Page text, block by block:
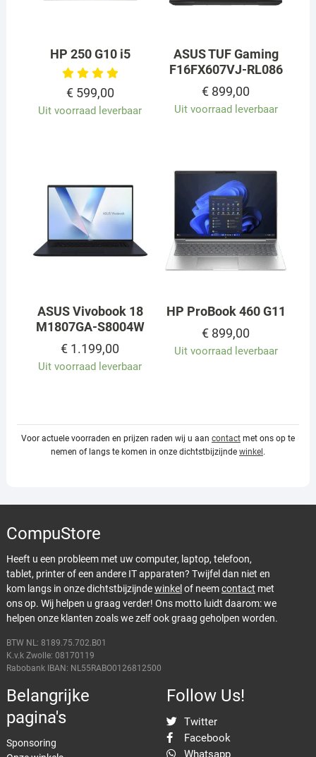
HP 250 G10 i5
€599,00
Uit voorraad leverbaar
ASUS TUF Gaming
F16FX607VJ-RL086
€ 899,00
Uit voorraad leverbaar
ASUS Vivobook 18
M1807GA-S8004W
€ 1.199,00
Uit voorraad leverbaar
HP ProBook 460 G11
€ 899,00
Uit voorraad leverbaar
Voor actuele voorraden en prijzen raden wij u aan contactmet ons op te
nemen of langs te komen in onze dichtstbijzijnde winkel.
CompuStore
Heeft u een probleem met uw computer, laptop, telefoon,
tablet, printer of een andere IT apparaten? Twijfel dan niet en
kom langs in onze dichtstbijzijndewinkelof neemcontact met
ons op. Wij helpen u graag verder! Ons motto luidt daarom: we
helpen onze klanten zoals we zelf ook graag geholpen worden.
BTW NL: 8189.75.702.B01
K.v.k Zwolle: 08170119
Rabobank IBAN: NL55RABO0126812500
Belangrijke
pagina's
Sponsoring
Follow Us!
Twitter
Facebook
Whatsapp